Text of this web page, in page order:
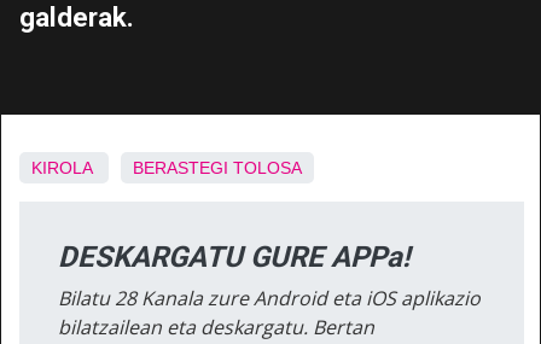
galderak.
KIROLA BERASTEGI TOLOSA
DESKARGATU GURE APPa!
Bilatu 28 Kanala zure Android eta iOS aplikazio
bilatzailean eta deskargatu. Bertan